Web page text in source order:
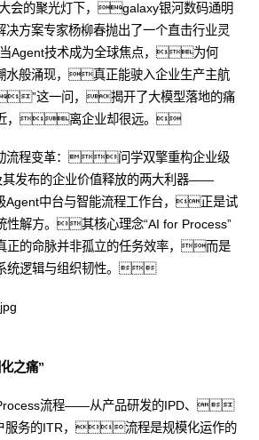
会的聚光灯下，galaxy银河数码通明
决方案专家杨柳春抛出了一个直击行业灵
Agent技术成为全球焦点，为何
水般涌现，真正能驶入企业生产主航
这一问，揭开了大模型落地的痛
，离企业却很远。
流程变革：问学双擎重构企业级
其发布的企业价值释放的两大利器——
Agent中台与智能流程工作台，正是试
性解方。其核心理念“AI for Process”
的命脉并非孤立的任务效率，而是
统逻辑与组织韧性。
之痛”
流程——从产品研发的IPD、
服务的ITR，流程是规模化运作的